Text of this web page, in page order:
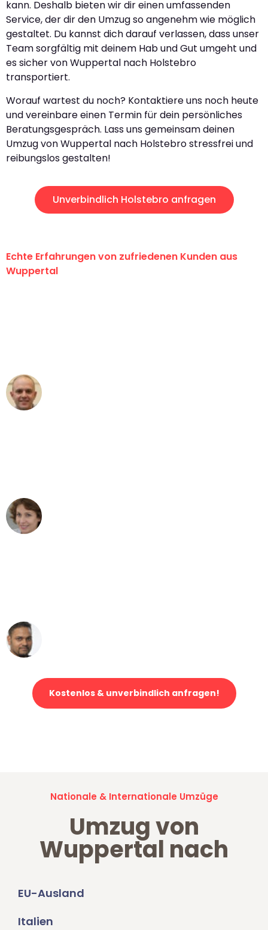
kann. Deshalb bieten wir dir einen umfassenden
Service, der dir den Umzug so angenehm wie möglich
gestaltet. Du kannst dich darauf verlassen, dass unser
Team sorgfältig mit deinem Hab und Gut umgeht und
es sicher von Wuppertal nach Holstebro
transportiert.
Worauf wartest du noch? Kontaktiere uns noch heute
und vereinbare einen Termin für dein persönliches
Beratungsgespräch. Lass uns gemeinsam deinen
Umzug von Wuppertal nach Holstebro stressfrei und
reibungslos gestalten!
Unverbindlich Holstebro anfragen
Echte Erfahrungen von zufriedenen Kunden aus
Wuppertal
Kostenlos & unverbindlich anfragen!
Nationale & Internationale Umzüge
Umzug von
Wuppertal nach
EU-Ausland
Italien